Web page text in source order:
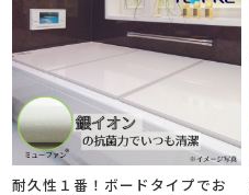
耐久性１番！ボードタイプでお